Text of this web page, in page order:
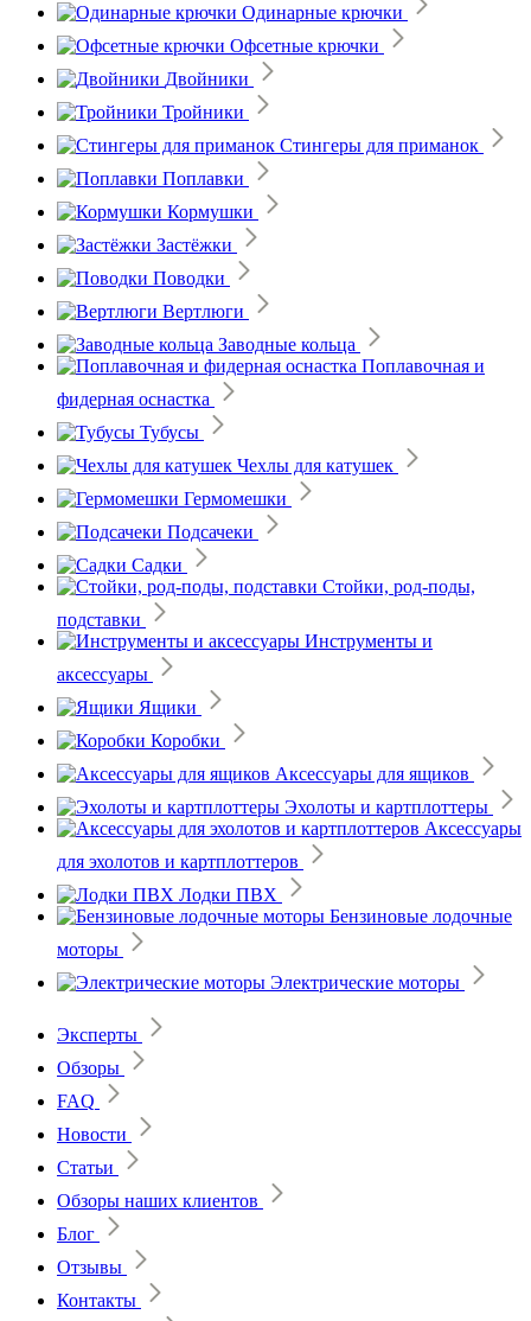
Одинарные крючки
Офсетные крючки
Двойники
Тройники
Стингеры для приманок
Поплавки
Кормушки
Застёжки
Поводки
Вертлюги
Заводные кольца
Поплавочная и
фидерная оснастка
Тубусы
Чехлы для катушек
Гермомешки
Подсачеки
Садки
Стойки, род-поды,
подставки
Инструменты и
аксессуары
Ящики
Коробки
Аксессуары для ящиков
Эхолоты и картплоттеры
Аксессуары
для эхолотов и картплоттеров
Лодки ПВХ
Бензиновые лодочные
моторы
Электрические моторы
Эксперты
Обзоры
FAQ
Новости
Статьи
Обзоры наших клиентов
Блог
Отзывы
Контакты